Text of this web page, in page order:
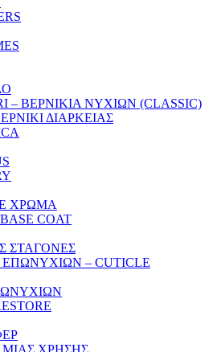
– ΒΕΡΝΙΚΙΑ ΝΥΧΙΩΝ (CLASSIC)
ΔΙΑΡΚΕΙΑΣ
ΧΡΩΜΑ
COAT
ΣΤΑΓΟΝΕΣ
– CUTICLE